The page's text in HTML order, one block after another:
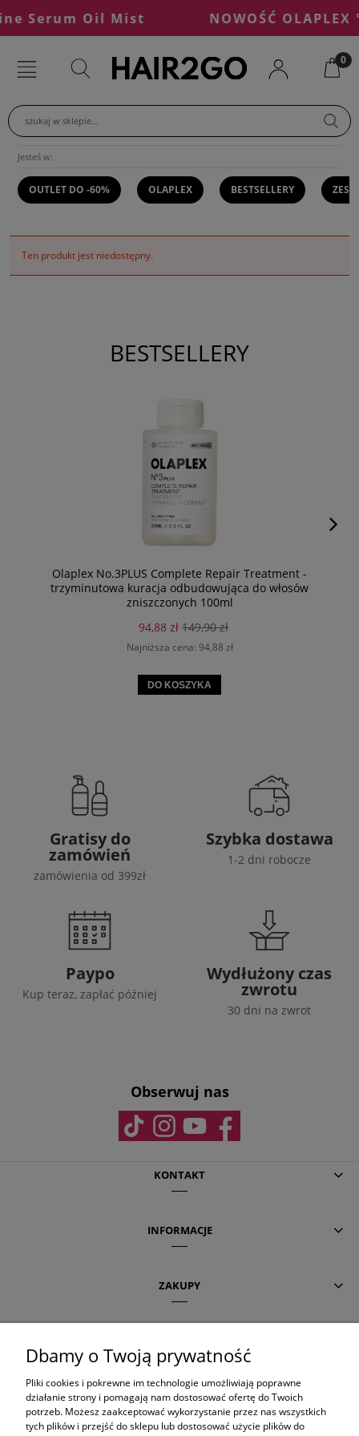
Serum Oil Mist NOWOŚĆ
szukaj w sklepie...
Jesteś w:
OUTLET DO -60% OLAPLEX BESTSELLERY
Ten produkt jest niedostępny.
BESTSELLERY
Olaplex No.3PLUS Complete Repair Treatment -
trzyminutowa kuracja odbudowująca do włosów
zniszczonych 100ml
94,88 zł 149,90 zł
Najniższa cena: 94,88 zł
DO KOSZYKA
Gratisy do
zamówień
zamówienia od 399zł
Szybka dostawa
1-2 dni robocze
Paypo
Kup teraz, zapłać później
Wydłużony czas
zwrotu
30 dni na zwrot
Obserwuj nas
KONTAKT
INFORMACJE
ZAKUPY
AKTUALNE TEMATY
Dbamy o Twoją prywatność
Pliki cookies i pokrewne im technologie umożliwiają poprawne
działanie strony i pomagają nam dostosować ofertę do Twoich
potrzeb. Możesz zaakceptować wykorzystanie przez nas wszystkich
tych plików i przejść do sklepu lub dostosować użycie plików do